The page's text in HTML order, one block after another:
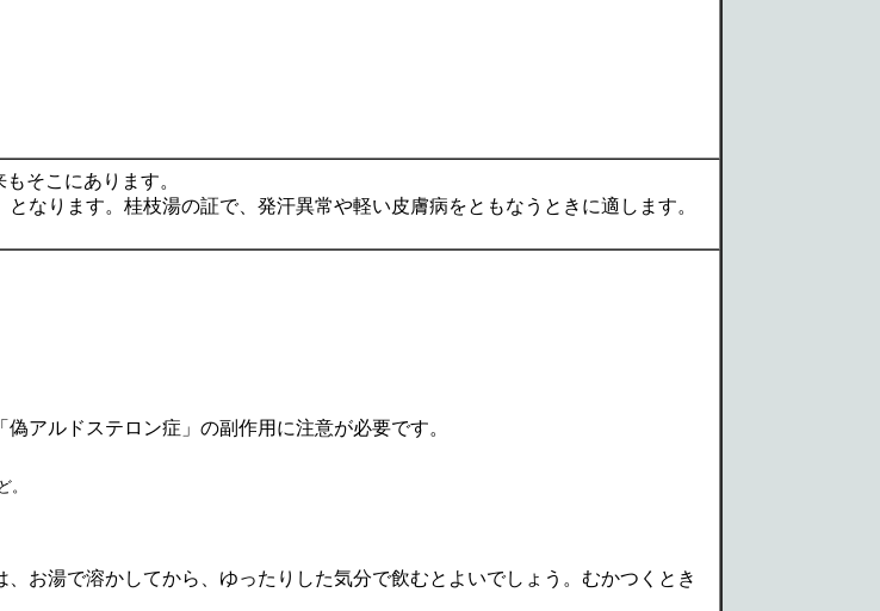
そこにあります。
なります。桂枝湯の証で、発汗異常や軽い皮膚病をともなうときに適します。
アルドステロン症」の副作用に注意が必要です。
。
お湯で溶かしてから、ゆったりした気分で飲むとよいでしょう。むかつくとき